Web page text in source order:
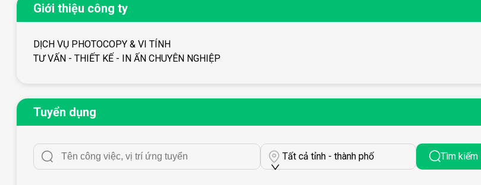
Giới thiệu công ty
DỊCH VỤ PHOTOCOPY & VI TÍNH
TƯ VẤN - THIẾT KẾ - IN ẤN CHUYÊN NGHIỆP
Tuyển dụng
Tất cả tỉnh - thành phố Tìm kiếm